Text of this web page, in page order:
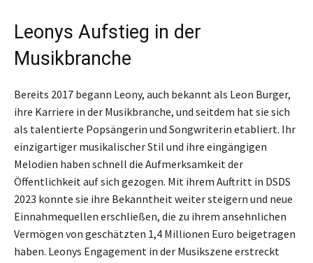
Leonys Aufstieg in der
Musikbranche
Bereits 2017 begann Leony, auch bekannt als Leon Burger,
ihre Karriere in der Musikbranche, und seitdem hat sie sich
als talentierte Popsängerin und Songwriterin etabliert. Ihr
einzigartiger musikalischer Stil und ihre eingängigen
Melodien haben schnell die Aufmerksamkeit der
Öffentlichkeit auf sich gezogen. Mit ihrem Auftritt in DSDS
2023 konnte sie ihre Bekanntheit weiter steigern und neue
Einnahmequellen erschließen, die zu ihrem ansehnlichen
Vermögen von geschätzten 1,4 Millionen Euro beigetragen
haben. Leonys Engagement in der Musikszene erstreckt